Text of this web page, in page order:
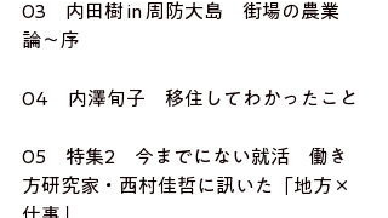
03　内田樹 in 周防大島　街場の農業
論〜序
04　内澤旬子　移住してわかったこと
05　特集2　今までにない就活　働き
方研究家・西村佳哲に訊いた「地方×